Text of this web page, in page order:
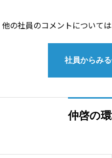
他の社員のコメントについて
社員からみ
仲啓の